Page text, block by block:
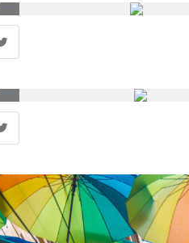
1600x1200 - Fondo de pantalla de 1600x1200. Imágen de sombrillas de colores.
735x1102 - Fondo de pantalla de 735x1102. Fondo para móvil de sombrillas de colores.